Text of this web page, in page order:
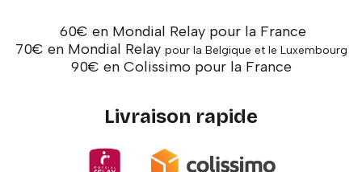
60€ en Mondial Relay pour la France
70€ en Mondial Relay pour la Belgique et le Luxembourg
90€ en Colissimo pour la France
Livraison rapide